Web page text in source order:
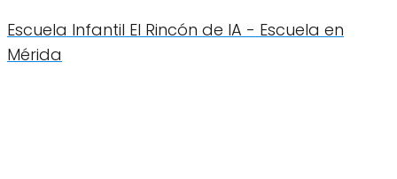
Escuela Infantil El Rincón de IA - Escuela en
Mérida